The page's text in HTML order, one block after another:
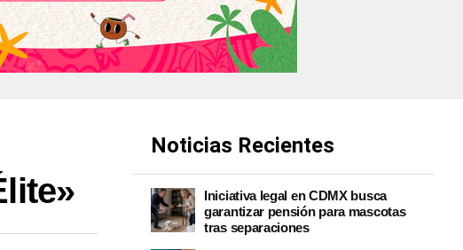
Noticias Recientes
Iniciativa legal en CDMX busca
garantizar pensión para mascotas
tras separaciones